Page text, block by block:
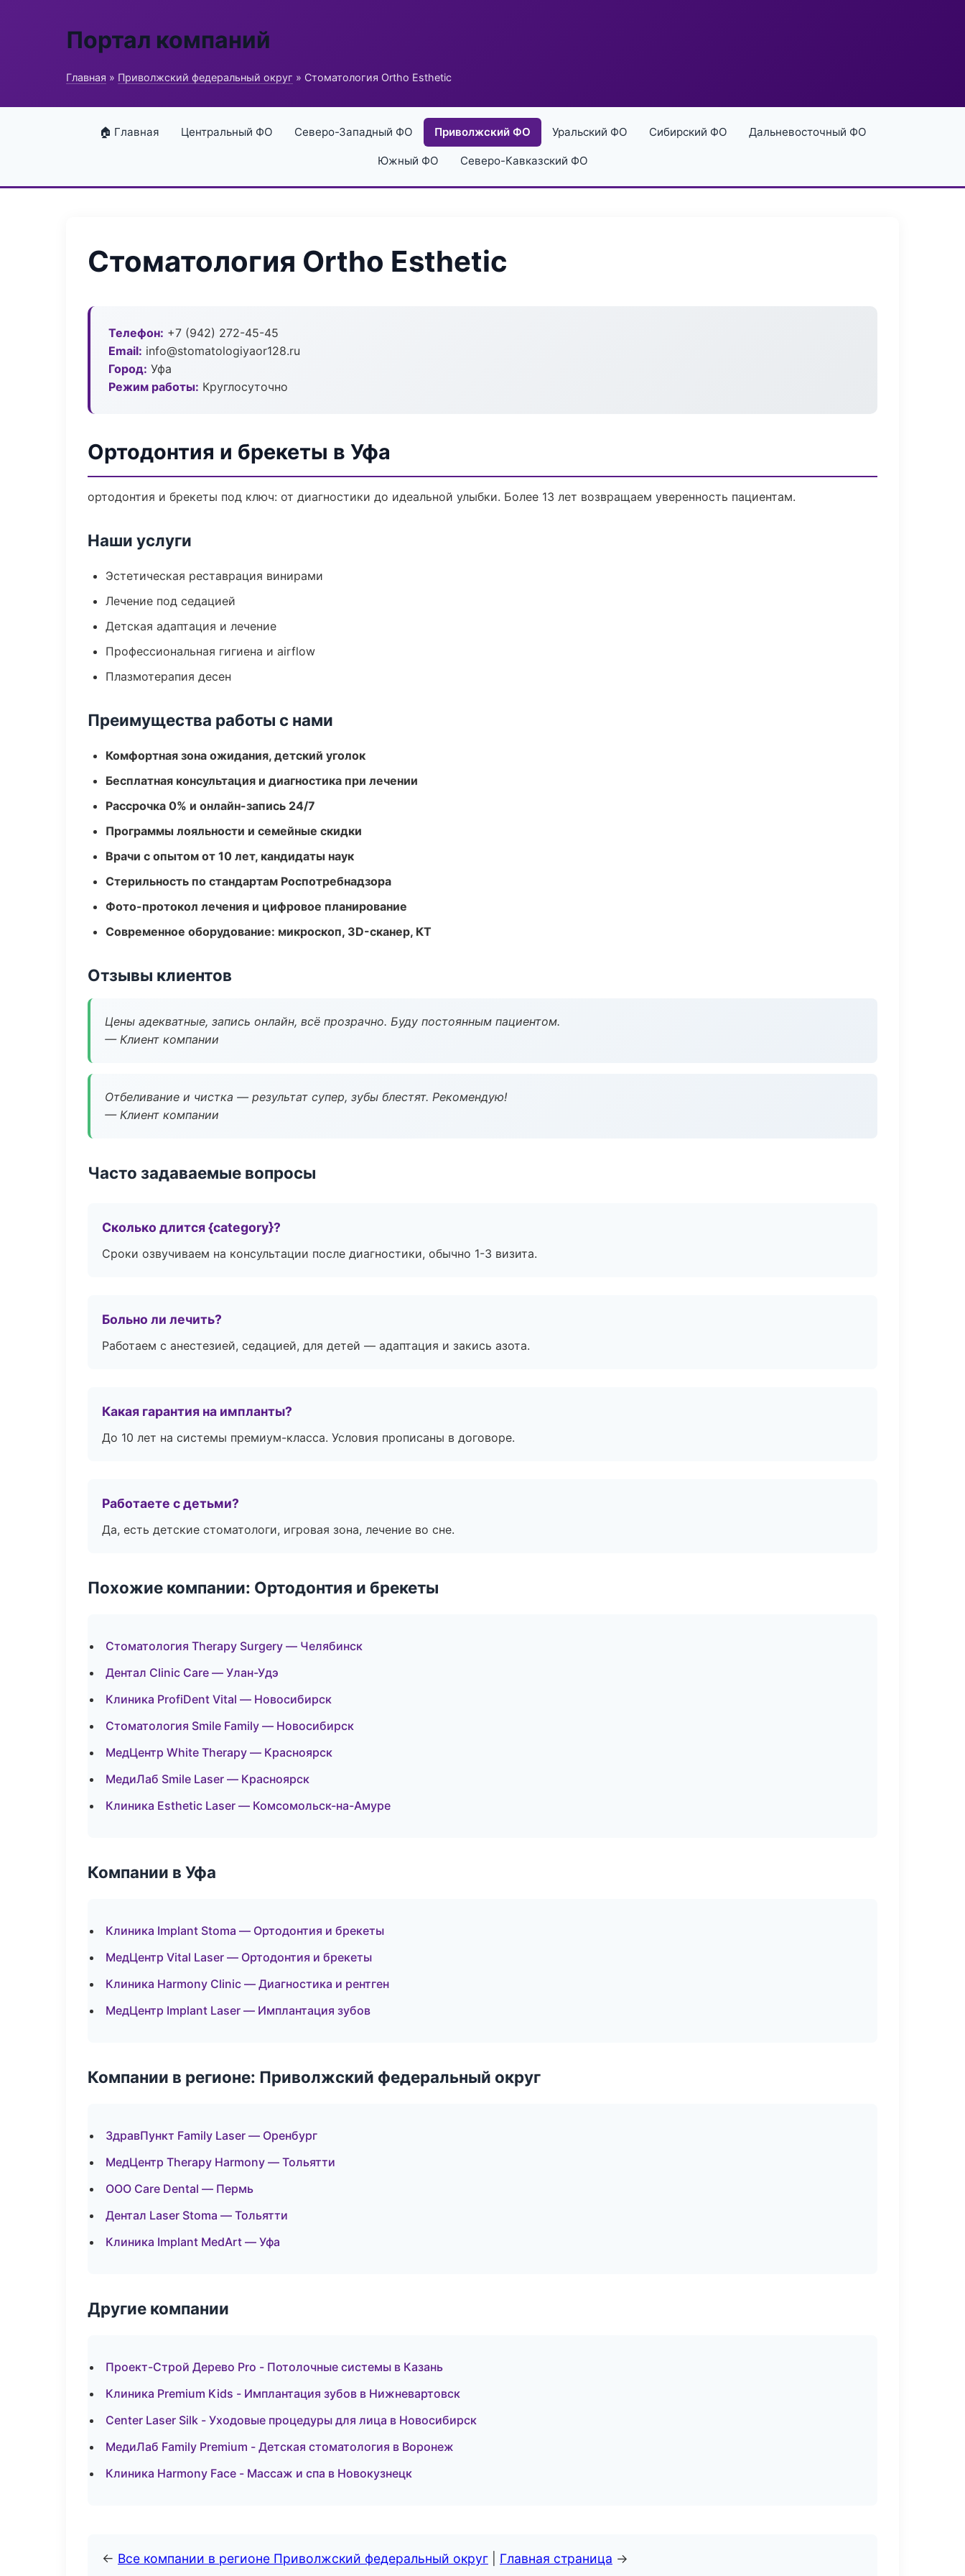
Портал компаний
Главная » Приволжский федеральный округ » Стоматология Ortho Esthetic
🏠 Главная Центральный ФО Северо-Западный ФО Приволжский ФО Уральский ФО Сибирский ФО Дальневосточный ФО
Южный ФО Северо-Кавказский ФО
Стоматология Ortho Esthetic
Телефон: +7 (942) 272-45-45
Email: info@stomatologiyaor128.ru
Город: Уфа
Режим работы: Круглосуточно
Ортодонтия и брекеты в Уфа
ортодонтия и брекеты под ключ: от диагностики до идеальной улыбки. Более 13 лет возвращаем уверенность пациентам.
Наши услуги
Эстетическая реставрация винирами
Лечение под седацией
Детская адаптация и лечение
Профессиональная гигиена и airflow
Плазмотерапия десен
Преимущества работы с нами
Комфортная зона ожидания, детский уголок
Бесплатная консультация и диагностика при лечении
Рассрочка 0% и онлайн-запись 24/7
Программы лояльности и семейные скидки
Врачи с опытом от 10 лет, кандидаты наук
Стерильность по стандартам Роспотребнадзора
Фото-протокол лечения и цифровое планирование
Современное оборудование: микроскоп, 3D-сканер, КТ
Отзывы клиентов
Цены адекватные, запись онлайн, всё прозрачно. Буду постоянным пациентом.
— Клиент компании
Отбеливание и чистка — результат супер, зубы блестят. Рекомендую!
— Клиент компании
Часто задаваемые вопросы
Сколько длится {category}?
Сроки озвучиваем на консультации после диагностики, обычно 1-3 визита.
Больно ли лечить?
Работаем с анестезией, седацией, для детей — адаптация и закись азота.
Какая гарантия на импланты?
До 10 лет на системы премиум-класса. Условия прописаны в договоре.
Работаете с детьми?
Да, есть детские стоматологи, игровая зона, лечение во сне.
Похожие компании: Ортодонтия и брекеты
Стоматология Therapy Surgery — Челябинск
Дентал Clinic Care — Улан-Удэ
Клиника ProfiDent Vital — Новосибирск
Стоматология Smile Family — Новосибирск
МедЦентр White Therapy — Красноярск
МедиЛаб Smile Laser — Красноярск
Клиника Esthetic Laser — Комсомольск-на-Амуре
Компании в Уфа
Клиника Implant Stoma — Ортодонтия и брекеты
МедЦентр Vital Laser — Ортодонтия и брекеты
Клиника Harmony Clinic — Диагностика и рентген
МедЦентр Implant Laser — Имплантация зубов
Компании в регионе: Приволжский федеральный округ
ЗдравПункт Family Laser — Оренбург
МедЦентр Therapy Harmony — Тольятти
ООО Care Dental — Пермь
Дентал Laser Stoma — Тольятти
Клиника Implant MedArt — Уфа
Другие компании
Проект-Строй Дерево Pro - Потолочные системы в Казань
Клиника Premium Kids - Имплантация зубов в Нижневартовск
Center Laser Silk - Уходовые процедуры для лица в Новосибирск
МедиЛаб Family Premium - Детская стоматология в Воронеж
Клиника Harmony Face - Массаж и спа в Новокузнецк
← Все компании в регионе Приволжский федеральный округ Главная страница →